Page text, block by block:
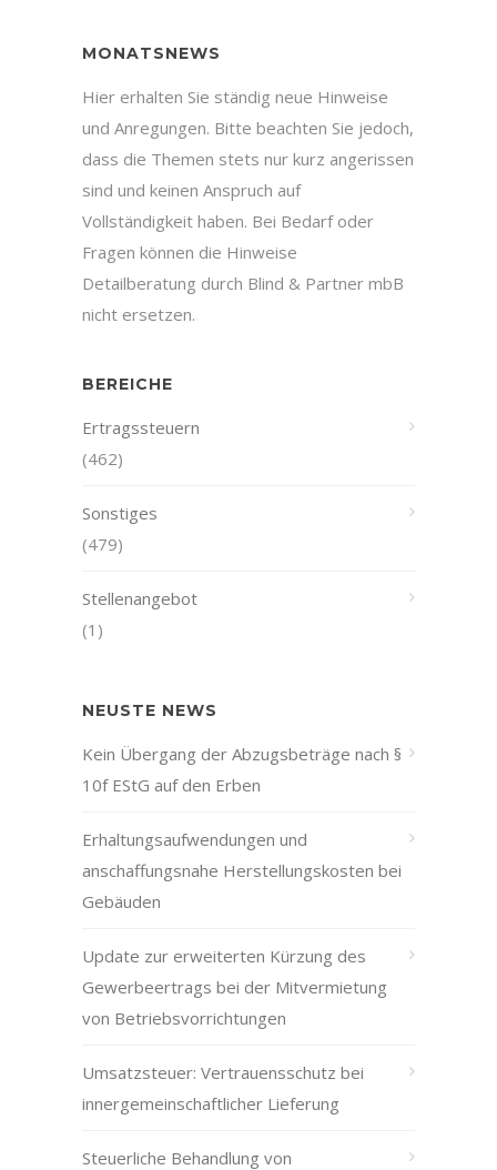
MONATSNEWS
Hier erhalten Sie ständig neue Hinweise
und Anregungen. Bitte beachten Sie jedoch,
dass die Themen stets nur kurz angerissen
sind und keinen Anspruch auf
Vollständigkeit haben. Bei Bedarf oder
Fragen können die Hinweise
Detailberatung durch Blind & Partner mbB
nicht ersetzen.
BEREICHE
Ertragssteuern
(462)
Sonstiges
(479)
Stellenangebot
(1)
NEUSTE NEWS
Kein Übergang der Abzugsbeträge nach §
10f EStG auf den Erben
Erhaltungsaufwendungen und
anschaffungsnahe Herstellungskosten bei
Gebäuden
Update zur erweiterten Kürzung des
Gewerbeertrags bei der Mitvermietung
von Betriebsvorrichtungen
Umsatzsteuer: Vertrauensschutz bei
innergemeinschaftlicher Lieferung
Steuerliche Behandlung von